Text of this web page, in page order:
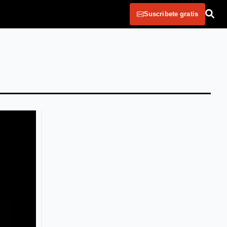
Suscribete gratis